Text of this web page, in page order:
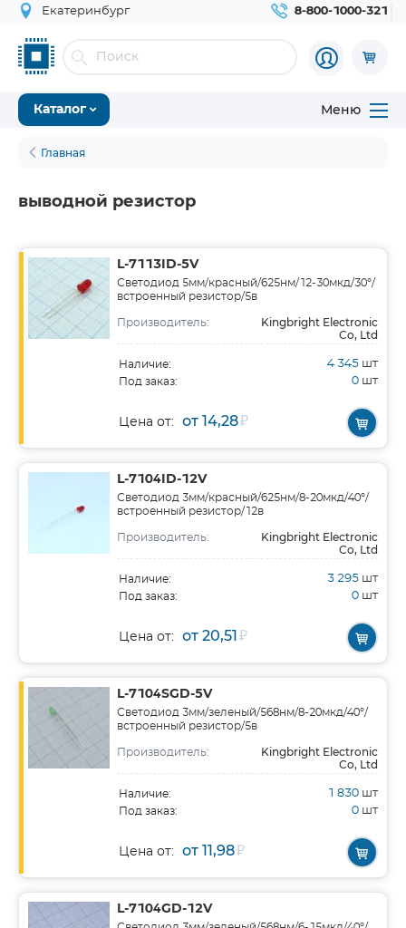
Екатеринбург 8-800-1000-321
Каталог Меню
Главная
выводной резистор
L-7113ID-5V
Светодиод 5мм/красный/625нм/12-30мкд/30°/
встроенный резистор/5в
Производитель:
Kingbright Electronic
Co, Ltd
Наличие: 4 345 шт
Под заказ: 0 шт
Цена от: от 14,28₽
L-7104ID-12V
Светодиод 3мм/красный/625нм/8-20мкд/40°/
встроенный резистор/12в
Производитель:
Kingbright Electronic
Co, Ltd
Наличие: 3 295 шт
Под заказ: 0 шт
Цена от: от 20,51₽
L-7104SGD-5V
Светодиод 3мм/зеленый/568нм/8-20мкд/40°/
встроенный резистор/5в
Производитель:
Kingbright Electronic
Co, Ltd
Наличие: 1 830 шт
Под заказ: 0 шт
Цена от: от 11,98₽
L-7104GD-12V